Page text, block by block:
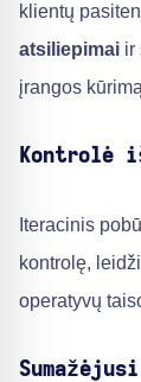
klientų
atsiliepimai ir
įrangos
Kontrolė
Iteracinis
kontrolę,
operatyvų